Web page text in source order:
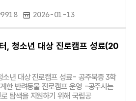
2026-01-13
, 청소년 대상 진로캠프 성료(20
소년 대상 진로캠프 성료- 공주북중 3학
한 반려동물 진로캠프 운영 -공주시는
탐색을 지원하기 위해 국립공